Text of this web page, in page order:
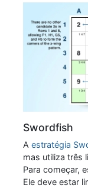
Swordfish
A estratégia
mas utiliza três
Para começar,
Ele deve estar